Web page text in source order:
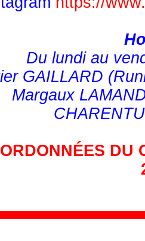
Du lundi au
GAILLARD
Margaux
DU